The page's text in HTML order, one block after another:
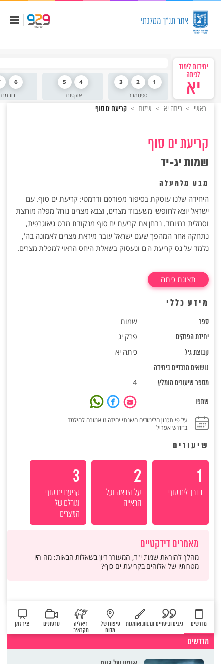
יחידות לימוד
לכיתה
יא ספטמבר
1
2
3
אוקטובר
4
5
נובמבר
6
ראשי כיתה יא שמות קריעת ים סוף
קריעת ים סוף
שמות יג-יד
מבט מלמעלה
היחידה שלנו עוסקת בסיפור מפורסם ודרמטי: קריעת ים סוף. עם
ישראל יוצא לחופשי ‏משעבוד מצרים, וצבא מצרים נוחל מפלה מוחצת
וסמלית במיוחד. נבחן את קריעת ים סוף ‏מנקודת מבט גיאוגרפית,
נתחקה אחר המהפך שעם ישראל עובר מיראת מצרים לאמונה ‏בה',
נלמד על נס קריעת הים ונעסוק בשאלת היחס הראוי למפלת מצרים. ‏
תצוגת כיתה
מידע כללי
ספר שמות
יחידת הפרקים פרק יג
קבוצת גיל כיתה יא
נושאים מרכזיים ביחידה
מספר שיעורים מומלץ
4
שתפו
על פי תכנון הלימודים השנתי יחידה זו אמורה להילמד
בחודש אפריל
שיעורים
1
בדרך‎ ‎לים‎ ‎סוף
2
על היראה ועל
הראייה
3
קריעת ים סוף
וגורלם של
המצרים
מאמרים דידקטיים
מהלך להוראת שמות י"ד, המעורר דיון בשאלות הבאות: מה היו
מטרותיו של אלוהים בקריעת ים סוף?
מדרשים ניבים וביטויים תרבות ואומנות
סיפורו של
מקום
ריאליה
מקראית
סרטונים ציר זמן
מדרשים